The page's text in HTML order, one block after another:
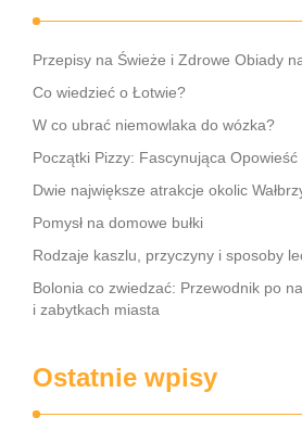
Przepisy na Świeże i Zdrowe Obiady
Co wiedzieć o Łotwie?
W co ubrać niemowlaka do wózka?
Początki Pizzy: Fascynująca
Dwie największe atrakcje okolic
Pomysł na domowe bułki
Rodzaje kaszlu, przyczyny i sposoby
Bolonia co zwiedzać: Przewodnik po
i zabytkach miasta
Ostatnie wpisy